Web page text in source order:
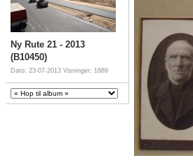
Ny Rute 21 - 2013
(B10450)
Dato: 23-07-2013 Visninger: 1689